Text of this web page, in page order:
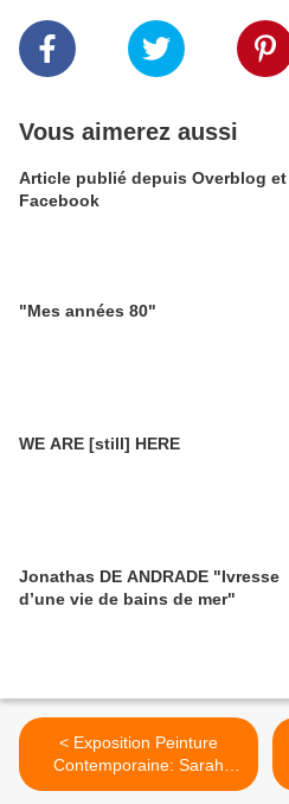
Vous aimerez aussi
Article publié depuis Overblog et
Facebook
"Mes années 80"
WE ARE [still] HERE
Jonathas DE ANDRADE "Ivresse
d’une vie de bains de mer"
< Exposition Peinture
Contemporaine: Sarah
JÉRÖME «Tempus Fugit »